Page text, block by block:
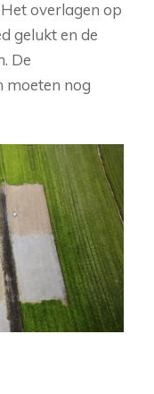
overlagen op
gelukt en de
De
moeten nog